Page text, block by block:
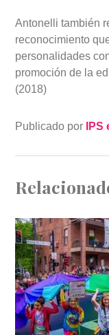
Antonelli también
reconocimiento
personalidades
promoción de la
(2018)
Publicado por